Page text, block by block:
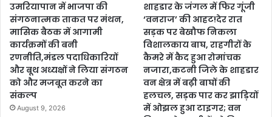
उमरियापान में भाजपा की
संगठनात्मक ताकत पर मंथन,
मासिक बैठक में आगामी
कार्यक्रमों की बनी
रणनीति,मंडल पदाधिकारियों
और बूथ अध्यक्षों ने लिया संगठन
को और मजबूत करने का
संकल्प
August 9, 2026
शाहडार के जंगल में फिर गूंजी
‘वनराज’ की आहट!देर रात
सड़क पर बेखौफ निकला
विशालकाय बाघ, राहगीरों के
कैमरे में कैद हुआ रोमांचक
नजारा,कटनी जिले के शाहडार
वन क्षेत्र में बढ़ी बाघों की
हलचल, सड़क पार कर झाड़ियों
में ओझल हुआ टाइगर; वन